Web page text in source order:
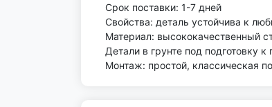
Срок поставки: 1-7 дней
Свойства: деталь устойчива к
Материал: высококачественный
Детали в грунте под подготовку к
Монтаж: простой, классическая